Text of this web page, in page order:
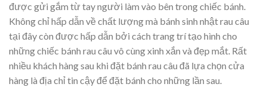
được gửi gắm từ tay người làm vào bên trong chiếc bánh.
Không chỉ hấp dẫn về chất lượng mà bánh sinh nhật rau câu
tại đây còn được hấp dẫn bởi cách trang trí tạo hình cho
những chiếc bánh rau câu vô cùng xinh xắn và đẹp mắt. Rất
nhiều khách hàng sau khi đặt bánh rau câu đã lựa chọn cửa
hàng là địa chỉ tin cậy để đặt bánh cho những lần sau.